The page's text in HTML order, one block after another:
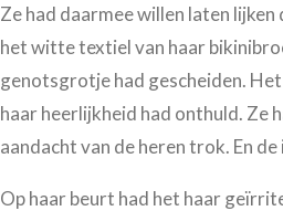
Ze had daarmee willen laten
het witte textiel van haar
genotsgrotje had gescheiden.
haar heerlijkheid had onthuld. Ze
aandacht van de heren trok. En
Op haar beurt had het haar